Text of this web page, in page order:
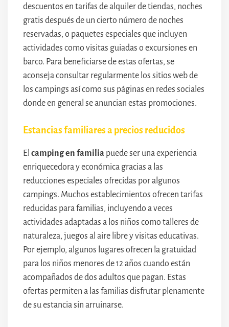
descuentos en tarifas de alquiler de tiendas, noches
gratis después de un cierto número de noches
reservadas, o paquetes especiales que incluyen
actividades como visitas guiadas o excursiones en
barco. Para beneficiarse de estas ofertas, se
aconseja consultar regularmente los sitios web de
los campings así como sus páginas en redes sociales
donde en general se anuncian estas promociones.
Estancias familiares a precios reducidos
El camping en familia puede ser una experiencia
enriquecedora y económica gracias a las
reducciones especiales ofrecidas por algunos
campings. Muchos establecimientos ofrecen tarifas
reducidas para familias, incluyendo a veces
actividades adaptadas a los niños como talleres de
naturaleza, juegos al aire libre y visitas educativas.
Por ejemplo, algunos lugares ofrecen la gratuidad
para los niños menores de 12 años cuando están
acompañados de dos adultos que pagan. Estas
ofertas permiten a las familias disfrutar plenamente
de su estancia sin arruinarse.